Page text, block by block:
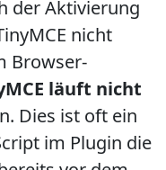
der Aktivierung
nicht
Browser-
läuft nicht
Dies ist oft ein
im Plugin die